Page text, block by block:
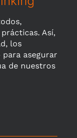
Así,
los
asegurar
de nuestros